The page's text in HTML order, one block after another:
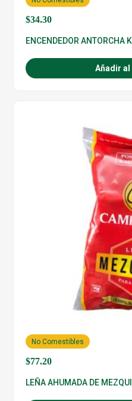
$34.30
ENCENDEDOR ANTORCHA
Añadir
$77.20
No Comestibles
LEÑA AHUMADA DE